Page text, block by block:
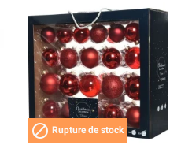
 Rupture de stock